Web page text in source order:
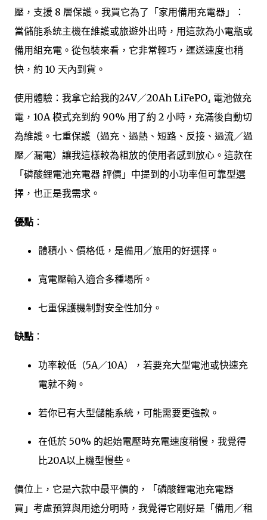
壓，支援 8 層保護。我買它為了「家用備用充電器」：
當儲能系統主機在維護或旅遊外出時，用這款為小電瓶或
備用組充電。從包裝來看，它非常輕巧，運送速度也稍
快，約 10 天內到貨。
使用體驗：我拿它給我的24V／20Ah LiFePO₄ 電池做充
電，10A 模式充到約 90% 用了約 2 小時，充滿後自動切
為維護。七重保護（過充、過熱、短路、反接、過流／過
壓／漏電）讓我這樣較為粗放的使用者感到放心。這款在
「磷酸鋰電池充電器 評價」中提到的小功率但可靠型選
擇，也正是我需求。
優點 ：
體積小、價格低，是備用／旅用的好選擇。
寬電壓輸入適合多種場所。
七重保護機制對安全性加分。
缺點 ：
功率較低（5A／10A），若要充大型電池或快速充
電就不夠。
若你已有大型儲能系統，可能需要更強款。
在低於 50% 的起始電壓時充電速度稍慢，我覺得
比20A以上機型慢些。
價位上，它是六款中最平價的，「磷酸鋰電池充電器
買」考慮預算與用途分明時，我覺得它剛好是「備用／租